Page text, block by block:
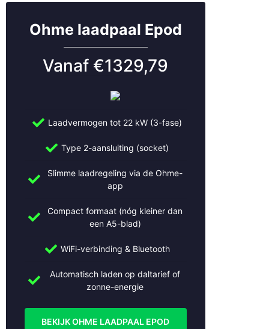
Ohme laadpaal Epod
Vanaf €1329,79
Laadvermogen tot 22 kW (3-fase)
Type 2-aansluiting (socket)
Slimme laadregeling via de Ohme-
app
Compact formaat (nóg kleiner dan
een A5-blad)
WiFi-verbinding & Bluetooth
Automatisch laden op daltarief of
zonne-energie
BEKIJK OHME LAADPAAL EPOD